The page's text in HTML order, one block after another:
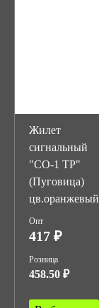
Жилет
сигнальный
"СО-1 ТР"
(Пуговица)
цв.оранжевый
Опт
417 ₽
Розница
458.50 ₽